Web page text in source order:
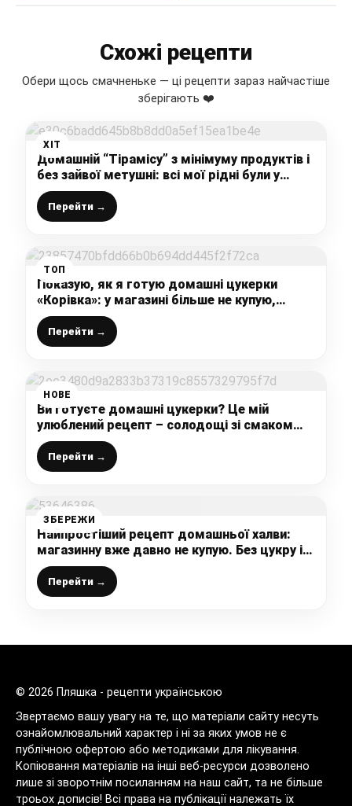
Схожі рецепти
Обери щось смачненьке — ці рецепти зараз найчастіше
зберігають ❤️
ХІТ
Домашній “Тірамісу” з мінімуму продуктів і
без зайвої метушні: всі мої рідні були у
захваті від цього десерту
Перейти →
ТОП
Показую, як я готую домашні цукерки
«Корівка»: у магазині більше не купую,
виходять м’якенькі та дуже смачні
Перейти →
НОВЕ
Ви готуєте домашні цукерки? Це мій
улюблений рецепт – солодощі зі смаком
“РАФАЕЛЛО”, таких у магазині не купиш
Перейти →
ЗБЕРЕЖИ
Найпростіший рецепт домашньої халви:
магазинну вже давно не купую. Без цукру і
борошна (ПП рецепт)
Перейти →
© 2026 Пляшка - рецепти українською
Звертаємо вашу увагу на те, що матеріали сайту несуть
ознайомлювальний характер і ні за яких умов не є
публічною офертою або методиками для лікування.
Копіювання матеріалів на інші веб-ресурси дозволено
лише зі зворотнім посиланням на наш сайт, та не більше
троьох дописів! Всі права на публікації належать їх